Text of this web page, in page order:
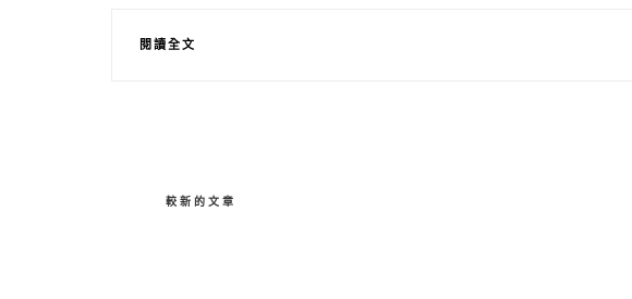
閱讀全文
較新的文章